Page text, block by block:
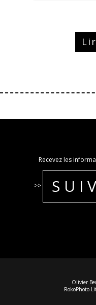
Recevez les
>>
Olivier
RokoPhoto